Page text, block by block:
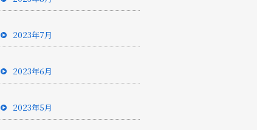
2023年7月
2023年6月
2023年5月